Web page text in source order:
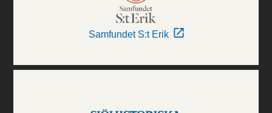
Samfundet S:t Erik